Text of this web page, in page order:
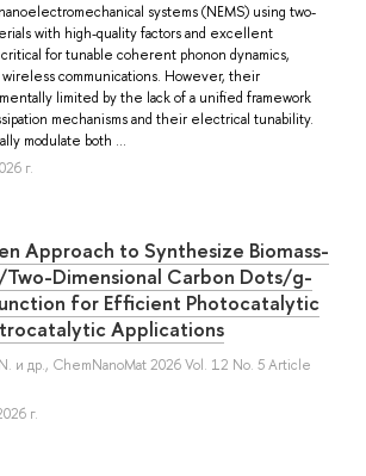
systems (NEMS) using two-
with high-quality factors and excellent
for tunable coherent phonon dynamics,
wireless communications. However, their
limited by the lack of a unified framework
mechanisms and their electrical tunability.
modulate both ...
г.
Approach to Synthesize Biomass-
Dimensional Carbon Dots/g-
for Efficient Photocatalytic
Applications
и др., ChemNanoMat 2026 Vol. 12 No. 5 Article
г.